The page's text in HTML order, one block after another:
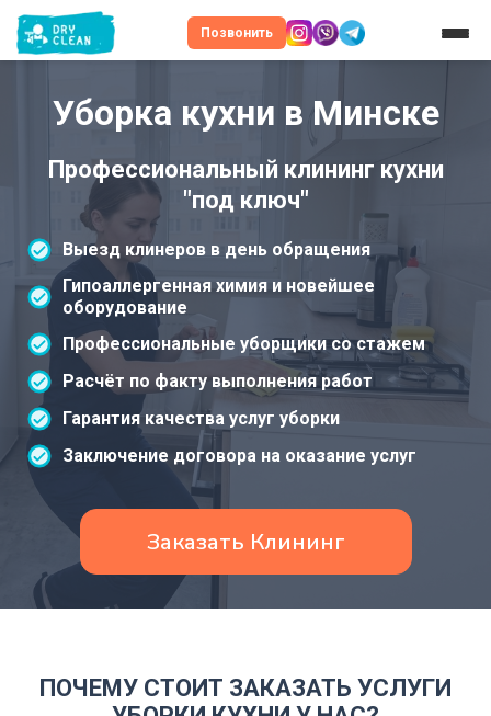
Позвонить
Уборка кухни в Минске
Профессиональный клининг кухни
"под ключ"
Выезд клинеров в день обращения
Гипоаллергенная химия и новейшее
оборудование
Профессиональные уборщики со стажем
Расчёт по факту выполнения работ
Гарантия качества услуг уборки
Заключение договора на оказание услуг
Заказать Клининг
ПОЧЕМУ СТОИТ ЗАКАЗАТЬ УСЛУГИ